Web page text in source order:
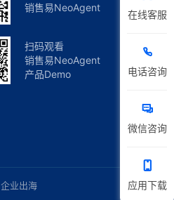
销售易NeoAgent
扫码观看
销售易NeoAgent
产品Demo
企业出海
在线客服
电话咨询
微信咨询
应用下载